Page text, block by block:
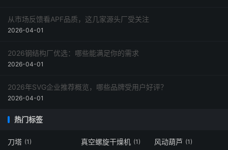
从市场反馈看APF品质，这几家源头厂受关注
2026-04-01
2026钢结构厂优选：哪些能满足你的需求
2026-04-01
2026年SVG企业推荐概览，哪些品牌受用户好评？
2026-04-01
热门标签
刀塔 (1) 真空螺旋干燥机 (1) 风动葫芦 (1)